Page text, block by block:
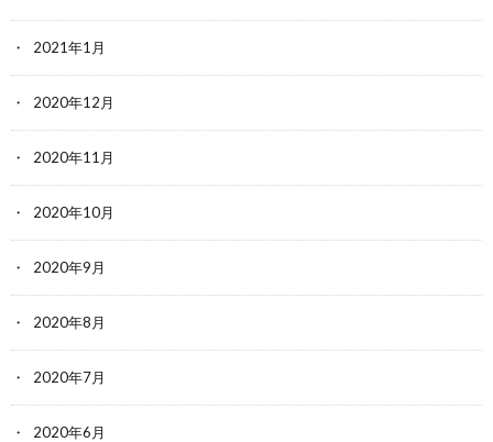
2021年1月
2020年12月
2020年11月
2020年10月
2020年9月
2020年8月
2020年7月
2020年6月